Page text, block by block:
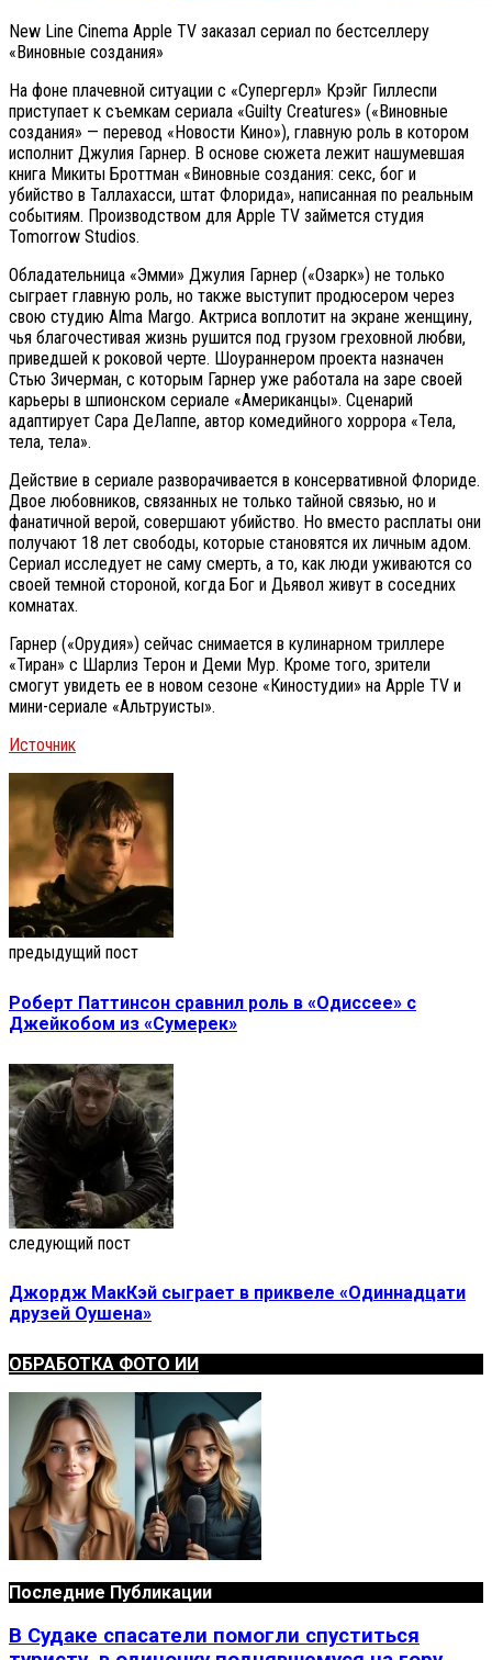
New Line Cinema Apple TV заказал сериал по бестселлеру
«Виновные создания»
На фоне плачевной ситуации с «Супергерл» Крэйг Гиллеспи
приступает к съемкам сериала «Guilty Creatures» («Виновные
создания» — перевод «Новости Кино»), главную роль в котором
исполнит Джулия Гарнер. В основе сюжета лежит нашумевшая
книга Микиты Броттман «Виновные создания: секс, бог и
убийство в Таллахасси, штат Флорида», написанная по реальным
событиям. Производством для Apple TV займется студия
Tomorrow Studios.
Обладательница «Эмми» Джулия Гарнер («Озарк») не только
сыграет главную роль, но также выступит продюсером через
свою студию Alma Margo. Актриса воплотит на экране женщину,
чья благочестивая жизнь рушится под грузом греховной любви,
приведшей к роковой черте. Шоураннером проекта назначен
Стью Зичерман, с которым Гарнер уже работала на заре своей
карьеры в шпионском сериале «Американцы». Сценарий
адаптирует Сара ДеЛаппе, автор комедийного хоррора «Тела,
тела, тела».
Действие в сериале разворачивается в консервативной Флориде.
Двое любовников, связанных не только тайной связью, но и
фанатичной верой, совершают убийство. Но вместо расплаты они
получают 18 лет свободы, которые становятся их личным адом.
Сериал исследует не саму смерть, а то, как люди уживаются со
своей темной стороной, когда Бог и Дьявол живут в соседних
комнатах.
Гарнер («Орудия») сейчас снимается в кулинарном триллере
«Тиран» с Шарлиз Терон и Деми Мур. Кроме того, зрители
смогут увидеть ее в новом сезоне «Киностудии» на Apple TV и
мини-сериале «Альтруисты».
Источник
предыдущий пост
Роберт Паттинсон сравнил роль в «Одиссее» с
Джейкобом из «Сумерек»
следующий пост
Джордж МакКэй сыграет в приквеле «Одиннадцати
друзей Оушена»
ОБРАБОТКА ФОТО ИИ
Последние Публикации
В Судаке спасатели помогли спуститься